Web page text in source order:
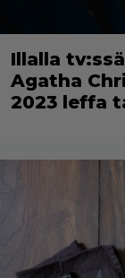
Illalla
Agatha
2023 leffa